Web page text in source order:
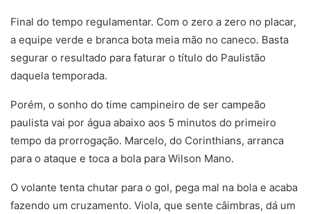
Final do tempo regulamentar. Com o zero a zero no placar,
a equipe verde e branca bota meia mão no caneco. Basta
segurar o resultado para faturar o título do Paulistão
daquela temporada.
Porém, o sonho do time campineiro de ser campeão
paulista vai por água abaixo aos 5 minutos do primeiro
tempo da prorrogação. Marcelo, do Corinthians, arranca
para o ataque e toca a bola para Wilson Mano.
O volante tenta chutar para o gol, pega mal na bola e acaba
fazendo um cruzamento. Viola, que sente câimbras, dá um